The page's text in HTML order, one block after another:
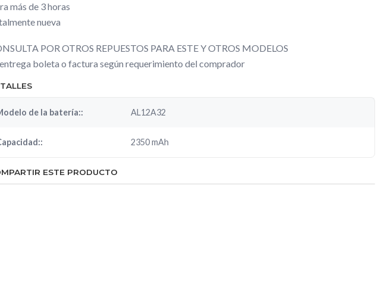
más de 3 horas
nueva
POR OTROS REPUESTOS PARA ESTE Y OTROS MODELOS
boleta o factura según requerimiento del comprador
de la batería:: AL12A32
2350 mAh
ESTE PRODUCTO